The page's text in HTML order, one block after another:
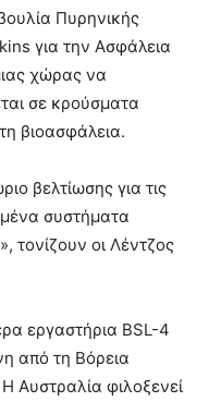
Πυρηνικής
για την Ασφάλεια
χώρας να
σε κρούσματα
βιοασφάλεια.
βελτίωσης για τις
συστήματα
τονίζουν οι Λέντζος
εργαστήρια BSL-4
από τη Βόρεια
Αυστραλία φιλοξενεί